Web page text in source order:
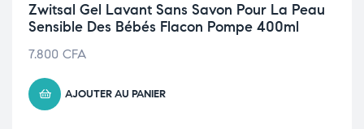
Zwitsal Gel Lavant Sans Savon Pour La Peau
Sensible Des Bébés Flacon Pompe 400ml
7.800 CFA
AJOUTER AU PANIER